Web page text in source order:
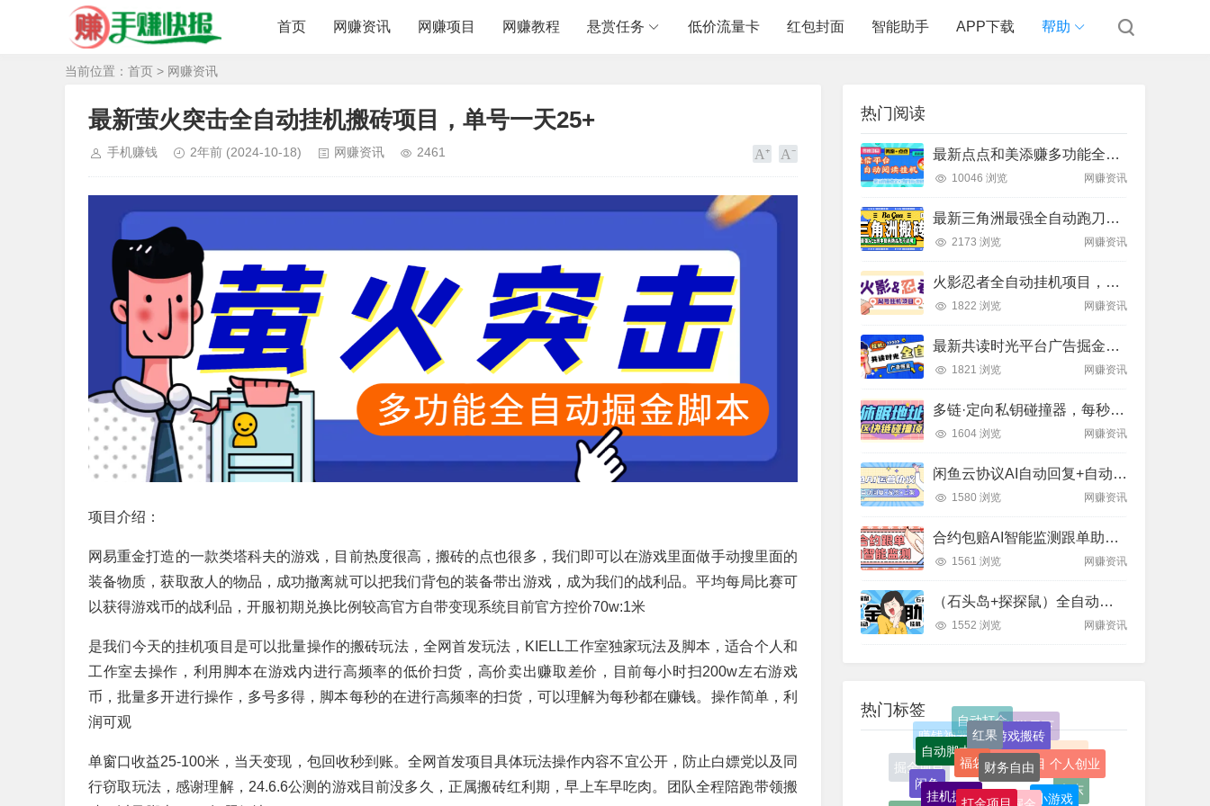
首页 网赚资讯 网赚项目 网赚教程 悬赏任务 低价流量卡 红包封面 智能助手 APP下载 帮助
当前位置： 首页 > 网赚资讯
最新萤火突击全自动挂机搬砖项目，单号一天25+
手机赚钱 2年前 (2024-10-18) 网赚资讯 2461
项目介绍：
网易重金打造的一款类塔科夫的游戏，目前热度很高，搬砖的点也很多，我们即可以在游戏里面做手动搜里面的
装备物质，获取敌人的物品，成功撤离就可以把我们背包的装备带出游戏，成为我们的战利品。平均每局比赛可
以获得游戏币的战利品，开服初期兑换比例较高官方自带变现系统目前官方控价70w:1米
是我们今天的挂机项目是可以批量操作的搬砖玩法，全网首发玩法，KIELL工作室独家玩法及脚本，适合个人和
工作室去操作，利用脚本在游戏内进行高频率的低价扫货，高价卖出赚取差价，目前每小时扫200w左右游戏
币，批量多开进行操作，多号多得，脚本每秒的在进行高频率的扫货，可以理解为每秒都在赚钱。操作简单，利
润可观
单窗口收益25-100米，当天变现，包回收秒到账。全网首发项目具体玩法操作内容不宜公开，防止白嫖党以及同
行窃取玩法，感谢理解，24.6.6公测的游戏目前没多久，正属搬砖红利期，早上车早吃肉。团队全程陪跑带领搬
热门阅读
最新点点和美添赚多功能全自动挂机项目，单机一天5-10米 多号多撸【永久脚本+使用教程]
10046 浏览 网赚资讯
最新三角洲最强全自动跑刀脚本ACE撤离脚本，支持防高危效果稳定不异常不封号【撤离脚本+使用教程】
2173 浏览 网赚资讯
火影忍者全自动挂机项目，单窗口日收益10+
1822 浏览 网赚资讯
最新共读时光平台广告掘金全自动挂机，单号单机日收益3+可批量放大
1821 浏览 网赚资讯
多链·定向私钥碰撞器，每秒十万次算力，24小时运行的黑科技
1604 浏览 网赚资讯
闲鱼云协议AI自动回复+自动发货+自动上架，货源全包一键搞定!月入1000+保底!
1580 浏览 网赚资讯
合约包赔AI智能监测跟单助手，百人实测收益1800刀+
1561 浏览 网赚资讯
（石头岛+探探鼠）全自动挂机打金项目，号称一天几张京东卡
1552 浏览 网赚资讯
热门标签
什么手游可以赚钱
拼多多
赚钱项目
搬砖项目
京东
小游戏
掘金
打金项目
挂机掘金
闲鱼
创业小项目 个人创业
财务自由
福袋
自动脚本
游戏搬砖
红果